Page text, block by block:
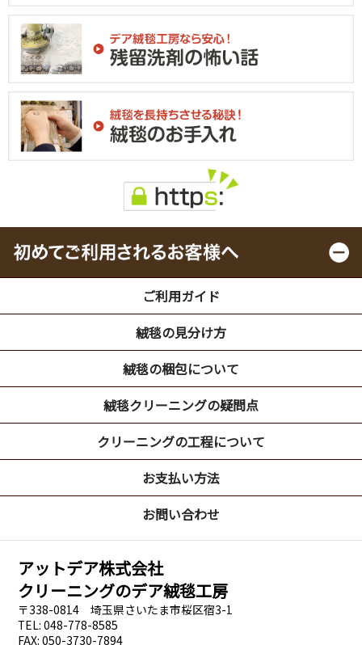
ご利用ガイド
絨毯の見分け方
絨毯の梱包について
絨毯クリーニングの疑問点
クリーニングの工程について
お支払い方法
お問い合わせ
アットデア株式会社
クリーニングのデア絨毯工房
〒338-0814 埼玉県さいたま市桜区宿3-1
TEL: 048-778-8585
FAX: 050-3730-7894